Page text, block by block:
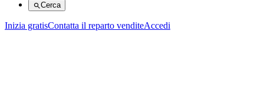
Cerca
Inizia gratisContatta il reparto venditeAccedi